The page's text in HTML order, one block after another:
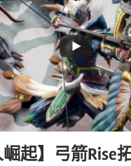
崛起】弓箭Rise